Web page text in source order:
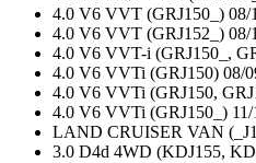
4.0 V6 VVT (GRJ150_) 08/
4.0 V6 VVT (GRJ152_) 08/
4.0 V6 VVT-i (GRJ150_,
4.0 V6 VVTi (GRJ150) 08/
4.0 V6 VVTi (GRJ150,
4.0 V6 VVTi (GRJ150_)
LAND CRUISER VAN
3.0 D4d 4WD (KDJ155,